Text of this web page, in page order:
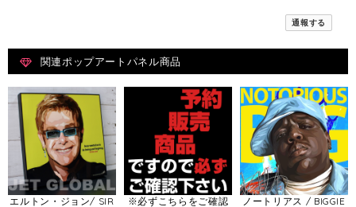
通報する
関連ポップアートパネル商品
エルトン・ジョン/ SIR
※必ずこちらをご確認
ノートリアス / BIGGIE